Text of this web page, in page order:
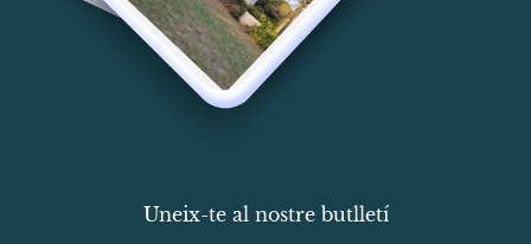
Uneix-te al nostre butlletí